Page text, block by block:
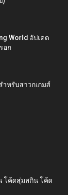
World อัปเดต
อก
หรับสาวกเกมส์
โค้ดสุ่มสกิน โค้ด